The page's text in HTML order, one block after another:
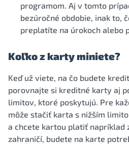
programom. Aj v tomto
bezúročné obdobie, inak to,
preplatíte na úrokoch alebo
Koľko z karty miniete?
Keď už viete, na čo budete
porovnajte si kreditné karty aj
limitov, ktoré poskytujú. Pre
môže stačiť karta s nižším
a chcete kartou platiť napríklad
zahraničí, budete na karte